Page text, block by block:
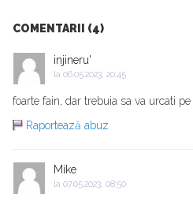
COMENTARII (4)
injineru'
la 06.05.2023, 20:45
foarte fain, dar trebuia sa va urcati pe
Raportează abuz
Mike
la 07.05.2023, 08:50